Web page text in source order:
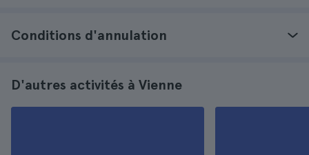
Conditions d'annulation
D'autres activités à Vienne